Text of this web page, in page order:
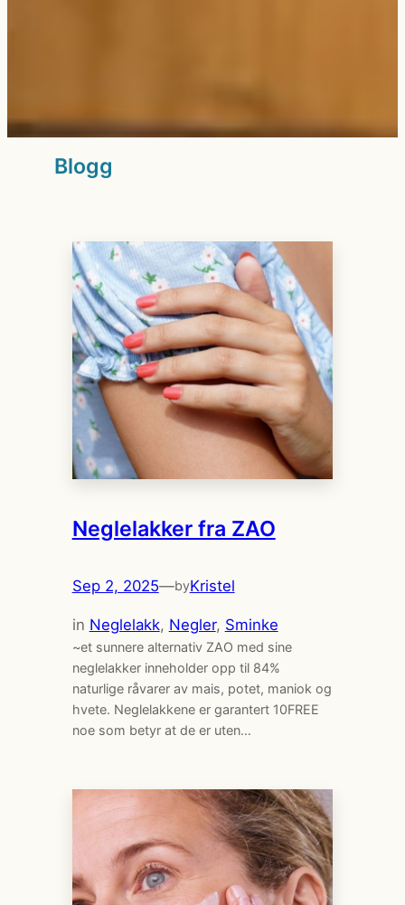
Blogg
Neglelakker fra ZAO
Sep 2, 2025—byKristel
in Neglelakk, Negler, Sminke
~et sunnere alternativ ZAO med sine
neglelakker inneholder opp til 84%
naturlige råvarer av mais, potet, maniok og
hvete. Neglelakkene er garantert 10FREE
noe som betyr at de er uten…